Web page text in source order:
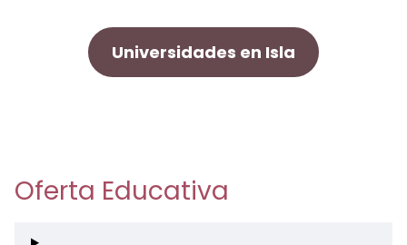
Universidades en Isla
Oferta Educativa